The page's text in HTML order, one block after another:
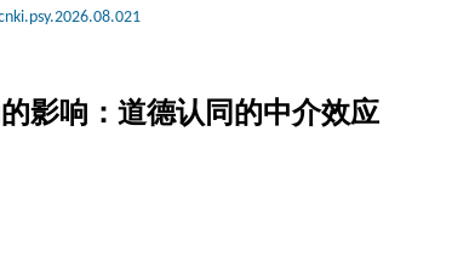
影响：道德认同的中介效应